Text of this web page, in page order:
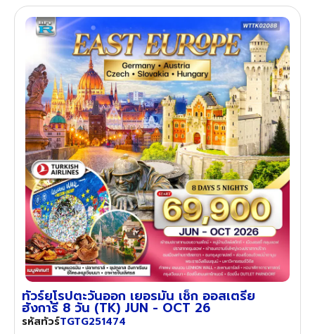
ทัวร์ยุโรปตะวันออก เยอรมัน เช็ก ออสเตรีย
ฮังการี 8 วัน (TK) JUN - OCT 26
รหัสทัวร์TGTG251474